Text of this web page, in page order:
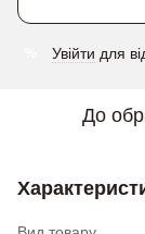
Увійти для
До